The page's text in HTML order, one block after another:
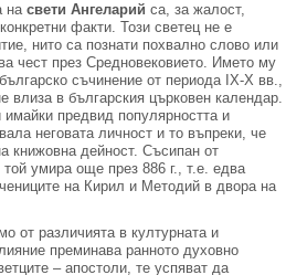
на свети Ангеларий са, за жалост,
факти. Този светец не е
нито са познати похвално слово или
чест през Средновековието. Името му
съчинение от периода IX-Х вв.,
влиза в българския църковен календар.
предвид популярността и
неговата личност и то въпреки, че
книжовна дейност. Съсипан от
умира още през 886 г., т.е. едва
на Кирил и Методий в двора на
от различията в културната и
преминава ранното духовно
– апостоли, те успяват да